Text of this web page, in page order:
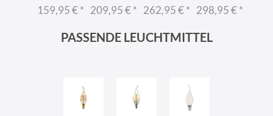
159,95 €* 209,95 €* 262,95 €* 298,95 €*
PASSENDE LEUCHTMITTEL